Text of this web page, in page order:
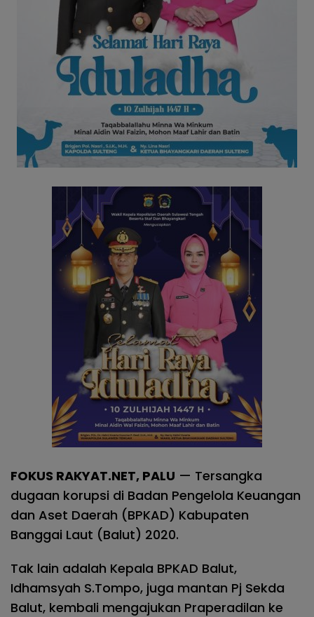
FOKUS RAKYAT.NET, PALU — Tersangka
dugaan korupsi di Badan Pengelola Keuangan
dan Aset Daerah (BPKAD) Kabupaten
Banggai Laut (Balut) 2020.
Tak lain adalah Kepala BPKAD Balut,
Idhamsyah S.Tompo, juga mantan Pj Sekda
Balut, kembali mengajukan Praperadilan ke